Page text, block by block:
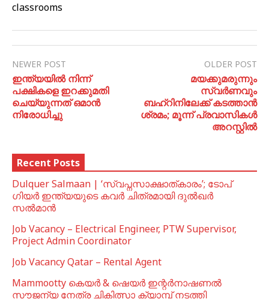
classrooms
NEWER POST
ഇന്ത്യയിൽ നിന്ന്
പക്ഷികളെ ഇറക്കുമതി
ചെയ്യുന്നത് ഒമാൻ
നിരോധിച്ചു
OLDER POST
മയക്കുമരുന്നും
സ്വർണവും
ബഹ്റിനിലേക്ക് കടത്താൻ
ശ്രമം; മൂന്ന് പ്രവാസികൾ
അറസ്റ്റിൽ
Recent Posts
Dulquer Salmaan | ‘സ്വപ്നസാക്ഷാത്കാരം’; ടോപ്
ഗിയർ ഇന്ത്യയുടെ കവർ ചിത്രമായി ദുൽഖർ
സൽമാൻ
Job Vacancy – Electrical Engineer, PTW Supervisor,
Project Admin Coordinator
Job Vacancy Qatar – Rental Agent
Mammootty കെയർ & ഷെയർ ഇന്റർനാഷണൽ
സൗജന്യ നേത്ര ചികിത്സാ ക്യാമ്പ് നടത്തി